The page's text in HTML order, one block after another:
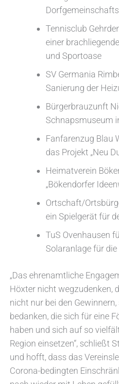
Tennisclub
einer
und Sportoase
SV Germania
Sanierung der
Bürgerbrauzunft
Schnapsmuseum
Fanfarenzug Blau
das Projekt „Neu
Heimatverein
„Bökendorfer
Ortschaft/
ein Spielgerät für
TuS Ovenhausen
Solaranlage für
„Das ehrenamtliche
Höxter nicht wegzudenken,
nicht nur bei den
bedanken, die sich für eine
haben und sich auf so
Region einsetzen“, schließt
und hofft, dass das
Corona-bedingten